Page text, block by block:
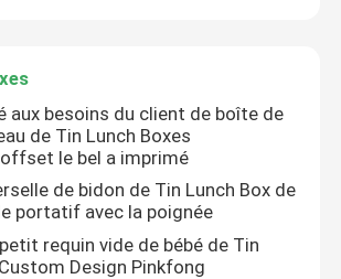
aux besoins du client de boîte de
de Tin Lunch Boxes
le bel a imprimé
de bidon de Tin Lunch Box de
portatif avec la poignée
requin vide de bébé de Tin
Design Pinkfong